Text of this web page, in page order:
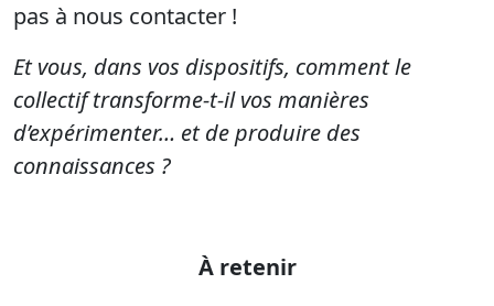
pas à nous contacter !
Et vous, dans vos dispositifs, comment le
collectif transforme-t-il vos manières
d’expérimenter… et de produire des
connaissances ?
À retenir